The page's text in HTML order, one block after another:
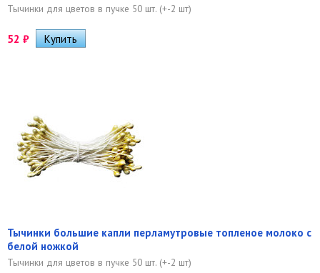
Тычинки для цветов в пучке 50 шт. (+-2 шт)
52 ₽
Тычинки большие капли перламутровые топленое молоко с
белой ножкой
Тычинки для цветов в пучке 50 шт. (+-2 шт)